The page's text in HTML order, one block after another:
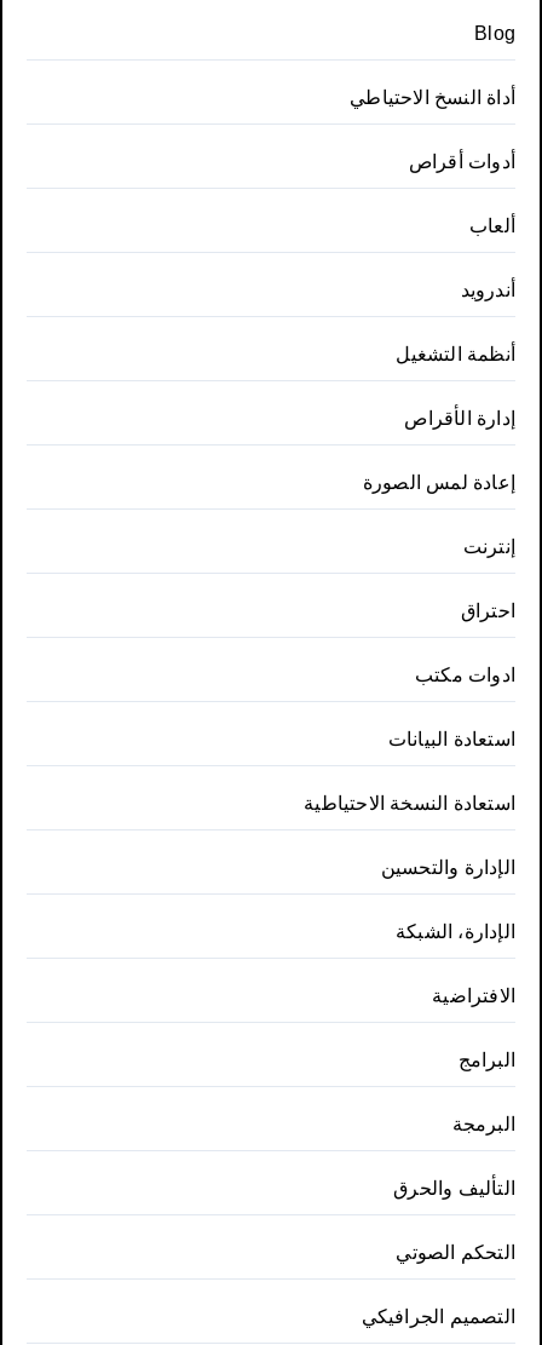
Blog
أداة النسخ الاحتياطي
أدوات أقراص
ألعاب
أندرويد
أنظمة التشغيل
إدارة الأقراص
إعادة لمس الصورة
إنترنت
احتراق
ادوات مكتب
استعادة البيانات
استعادة النسخة الاحتياطية
الإدارة والتحسين
الإدارة، الشبكة
الافتراضية
البرامج
البرمجة
التأليف والحرق
التحكم الصوتي
التصميم الجرافيكي